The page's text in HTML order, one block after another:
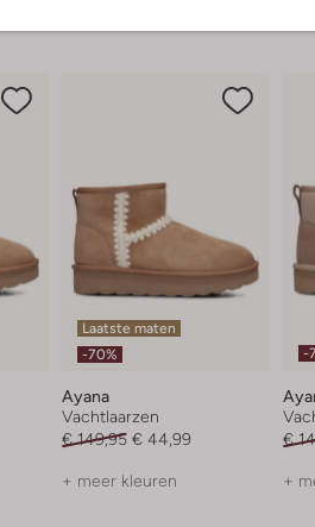
Laatste maten
-70%
Ayana
Vachtlaarzen
€ 149,95 € 44,99
+ meer kleuren
-
€
+